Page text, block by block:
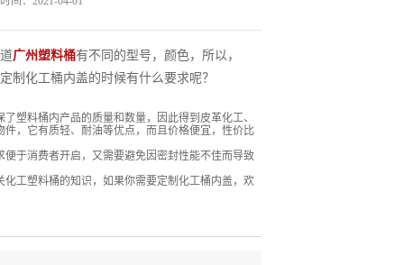
广州塑料桶有不同的型号，颜色，所以，
制化工桶内盖的时候有什么要求呢？
塑料桶内产品的质量和数量，因此得到皮革化工、
，它有质轻、耐油等优点，而且价格便宜，性价比
便于消费者开启，又需要避免因密封性能不佳而导致
工塑料桶的知识，如果你需要定制化工桶内盖，欢